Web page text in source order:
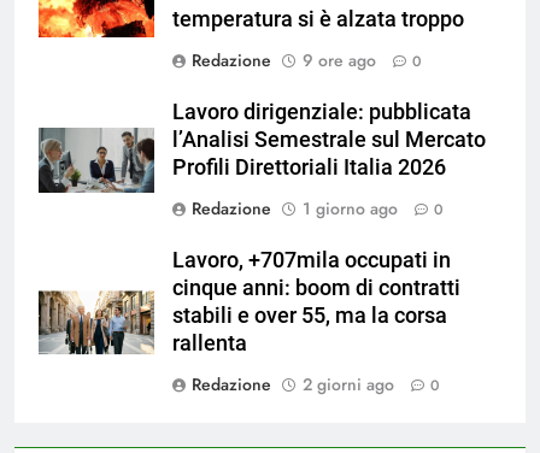
temperatura si è alzata troppo
Redazione
9 ore ago 0
Lavoro dirigenziale: pubblicata
l’Analisi Semestrale sul Mercato
Profili Direttoriali Italia 2026
Redazione
1 giorno ago 0
Lavoro, +707mila occupati in
cinque anni: boom di contratti
stabili e over 55, ma la corsa
rallenta
Redazione
2 giorni ago 0